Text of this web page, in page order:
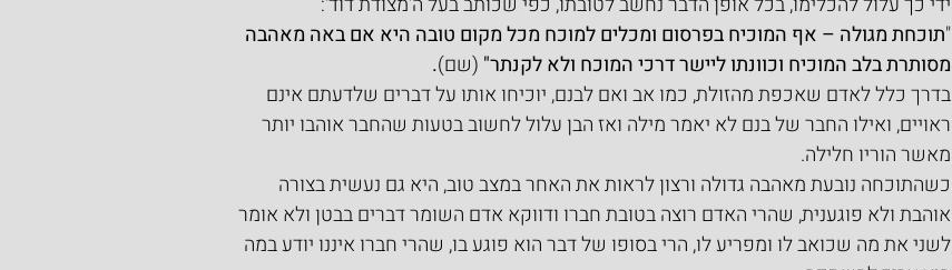
"תוכחת מגולה – אף המוכיח בפרסום ומכלים למוכח מכל מקום טובה היא אם באה מאהבה
מסותרת בלב המוכיח וכוונתו ליישר דרכי המוכח ולא לקנתר" (שם).
בדרך כלל לאדם שאכפת מהזולת, כמו אב ואם לבנם, יוכיחו אותו על דברים שלדעתם אינם
ראויים, ואילו החבר של בנם לא יאמר מילה ואז הבן עלול לחשוב בטעות שהחבר אוהבו יותר
מאשר הוריו חלילה.
כשהתוכחה נובעת מאהבה גדולה ורצון לראות את האחר במצב טוב, היא גם נעשית בצורה
אוהבת ולא פוגענית, שהרי האדם רוצה בטובת חברו ודווקא אדם השומר דברים בבטן ולא אומר
לשני את מה שכואב לו ומפריע לו, הרי בסופו של דבר הוא פוגע בו, שהרי חברו איננו יודע במה